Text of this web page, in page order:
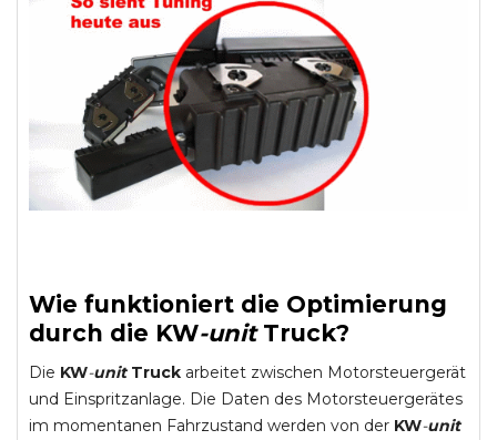
Wie funktioniert die Optimierung
durch die KW-unit Truck?
Die KW-unit Truck arbeitet zwischen Motorsteuergerät
und Einspritzanlage. Die Daten des Motorsteuergerätes
im momentanen Fahrzustand werden von der KW-unit